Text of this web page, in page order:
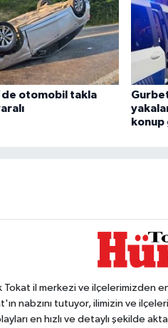
otomobil takla
konup
il merkezi ve ilçelerimizden
nabzını tutuyor, ilimizin ve
en hızlı ve detaylı şekilde